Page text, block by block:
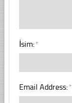
İsim:*
Email Address:*